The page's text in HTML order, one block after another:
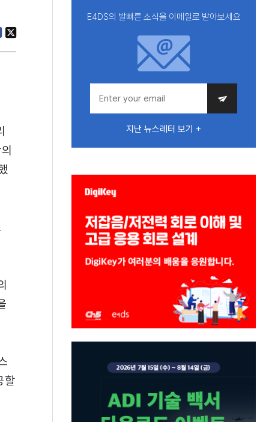
할
E4DS의 발빠른 소식을 이메일로 받아보세요
지난 뉴스레터 보기 +